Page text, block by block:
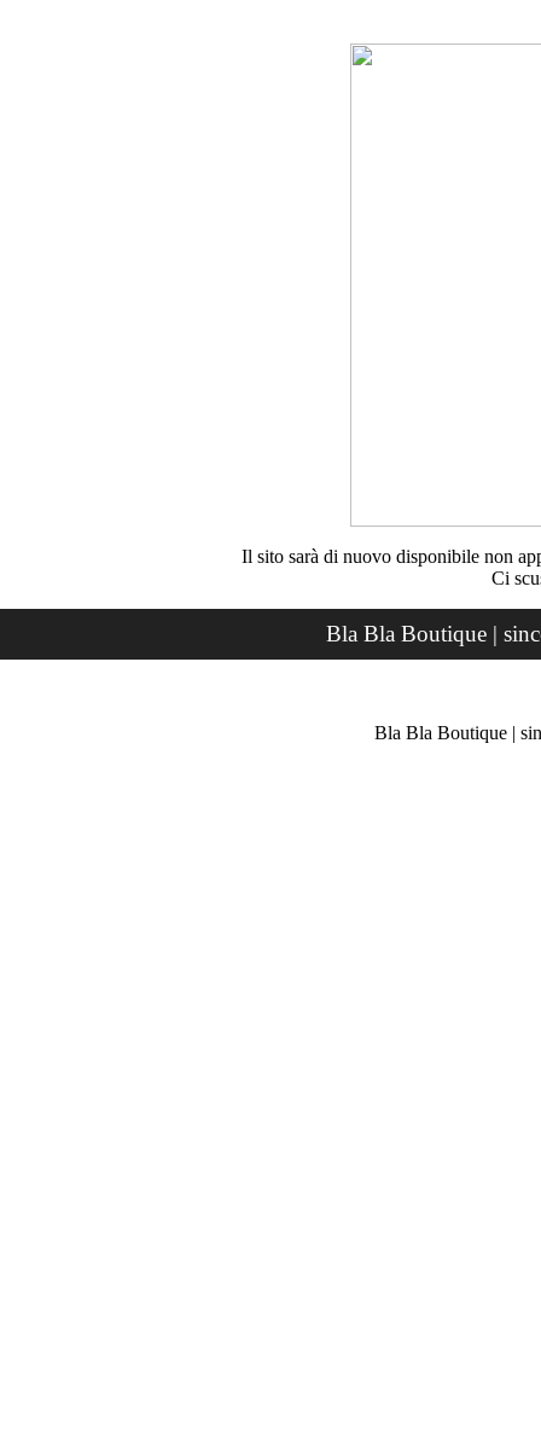
Il sito sarà di nuovo disponibile non
Ci
Bla Bla Boutique |
Bla Bla Boutique |